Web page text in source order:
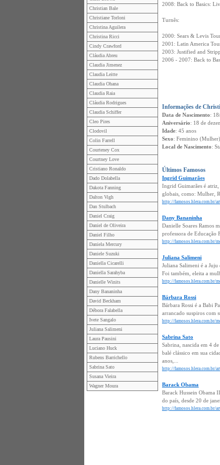
Christian Bale
Christiane Torloni
Christina Aguilera
Christina Ricci
Cindy Crawford
Cláudia Abreu
Claudia Jimenez
Claudia Leitte
Claudia Ohana
Claudia Raia
Cláudia Rodrigues
Claudia Schiffer
Cleo Pires
Clodovil
Colin Farrell
Courteney Cox
Courtney Love
Cristiano Ronaldo
Dado Dolabella
Dakota Fanning
Dalton Vigh
Dan Stulbach
Daniel Craig
Daniel de Oliveira
Daniel Filho
Daniela Mercury
Daniele Suzuki
Daniella Cicarelli
Daniella Sarahyba
Danielle Winits
Dany Bananinha
David Beckham
Débora Falabella
Ivete Sangalo
Juliana Salimeni
Laura Pausini
Luciano Huck
Rubens Barrichello
Sabrina Sato
Susana Vieira
Wagner Moura
2008: Back to Basics:
Turnês:
2000: Sears & Levis
2001: Latin America
2003: Justified and
2006 - 2007: Back to
Informações de
Data de Nascimento:
Aniversário: 18 de
Idade: 45 anos
Sexo: Feminino (Mulher)
Local de Nascimento:
Últimos Famosos
Ingrid Guimarães
Ingrid Guimarães é atriz,
globais, como: Mulher,
http://famosos.hlera.com.br/
Dany Bananinha
Danielle Soares Ramos
professora de Educação
http://famosos.hlera.com.br/
Juliana Salimeni
Juliana Salimeni é a
Foi também, eleita a
http://famosos.hlera.com.br/
Bárbara Rossi
Bárbara Rossi é a Babi
arrancado suspiros com
http://famosos.hlera.com.br/
Sabrina Sato
Sabrina, nascida em 4
balé clássico em sua
anos,...
http://famosos.hlera.com.br/
Barack Obama
Barack Hussein Obama
do país, desde 20 de
http://famosos.hlera.com.br/